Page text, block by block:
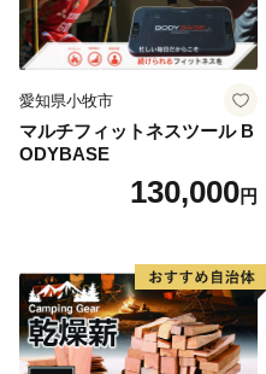
※寄附につきましては、年
おりません。
※お礼の品のお届けには1
ます。
※特典商品の写真はイメー
愛知県小牧市
マルチフィットネスツール B
ODYBASE
130,000円